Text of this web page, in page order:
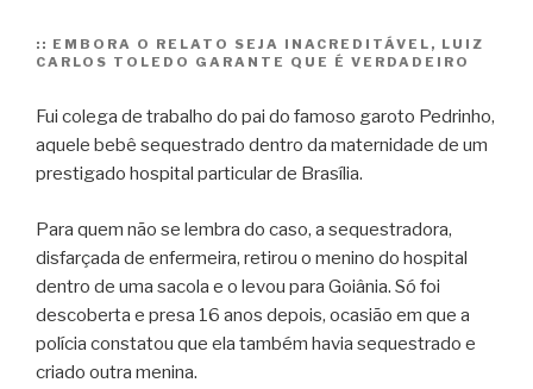
:: EMBORA O RELATO SEJA INACREDITÁVEL, LUIZ
CARLOS TOLEDO GARANTE QUE É VERDADEIRO
Fui colega de trabalho do pai do famoso garoto Pedrinho,
aquele bebê sequestrado dentro da maternidade de um
prestigado hospital particular de Brasília.
Para quem não se lembra do caso, a sequestradora,
disfarçada de enfermeira, retirou o menino do hospital
dentro de uma sacola e o levou para Goiânia. Só foi
descoberta e presa 16 anos depois, ocasião em que a
polícia constatou que ela também havia sequestrado e
criado outra menina.